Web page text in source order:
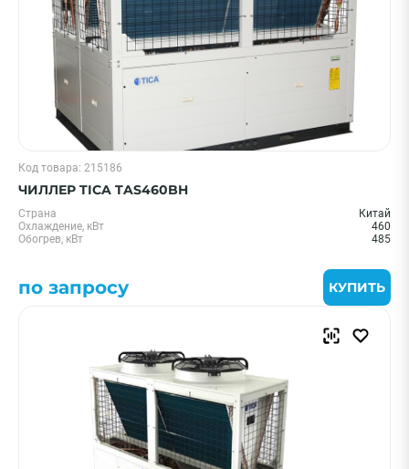
Код товара: 215186
ЧИЛЛЕР TICA TAS460BH
Страна
Китай
Охлаждение, кВт
460
Обогрев, кВт
485
по запросу КУПИТЬ